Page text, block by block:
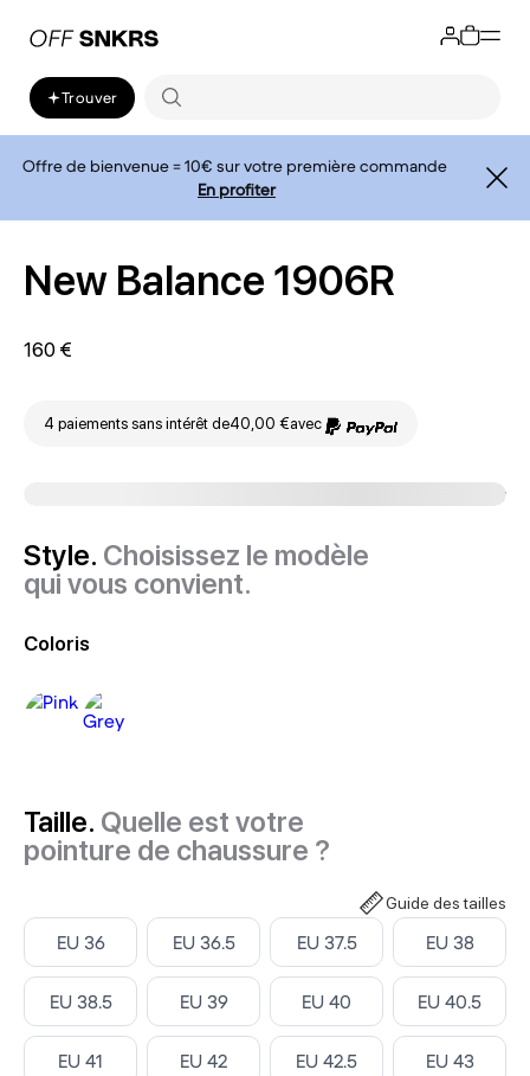
Trouver
Offre de bienvenue = 10€ sur votre première commande
En profiter
New Balance 1906R
160 €
4 paiements sans intérêt de40,00 €avec
Style. Choisissez le modèle
qui vous convient.
Coloris
Taille. Quelle est votre
pointure de chaussure ?
Guide des tailles
Select ‎
EU 36 Select ‎
EU 36.5 Select ‎
EU 37.5 Select ‎
EU 38
Select ‎
EU 38.5 Select ‎
EU 39 Select ‎
EU 40 Select ‎
EU 40.5
Select ‎
EU 41 Select ‎
EU 42 Select ‎
EU 42.5 Select ‎
EU 43